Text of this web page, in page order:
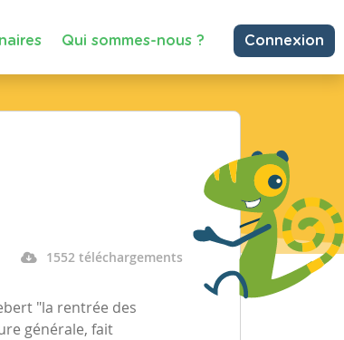
Qui sommes-nous ? Connexion
1552 téléchargements
"la rentrée des
générale, fait